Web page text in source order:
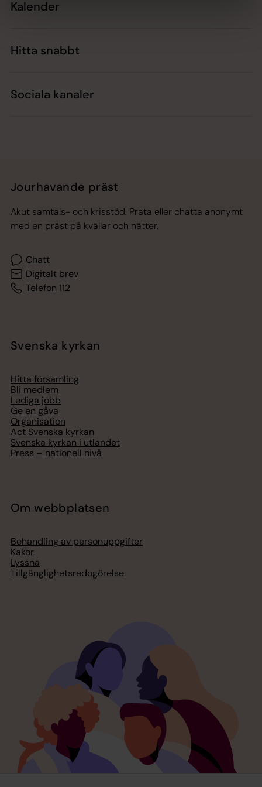
Kalender
Hitta snabbt
Sociala kanaler
Jourhavande präst
Akut samtals- och krisstöd. Prata eller chatta anonymt
med en präst på kvällar och nätter.
Chatt
Digitalt brev
Telefon 112
Svenska kyrkan
Hitta församling
Bli medlem
Lediga jobb
Ge en gåva
Organisation
Act Svenska kyrkan
Svenska kyrkan i utlandet
Press – nationell nivå
Om webbplatsen
Behandling av personuppgifter
Kakor
Lyssna
Tillgänglighetsredogörelse